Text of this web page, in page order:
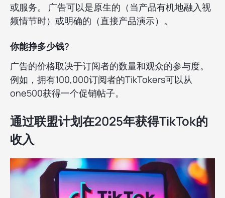
或服务。 广告可以是原生的（当产品有机地融入视
频情节时）或明确的（直接产品演示）。
你能挣多少钱?
广告的价格取决于订阅者的数量和观众的参与度。
例如，拥有100,000订阅者的TikTokers可以从
one500获得一个促销帖子。
通过联盟计划在2025年获得TikTok的
收入